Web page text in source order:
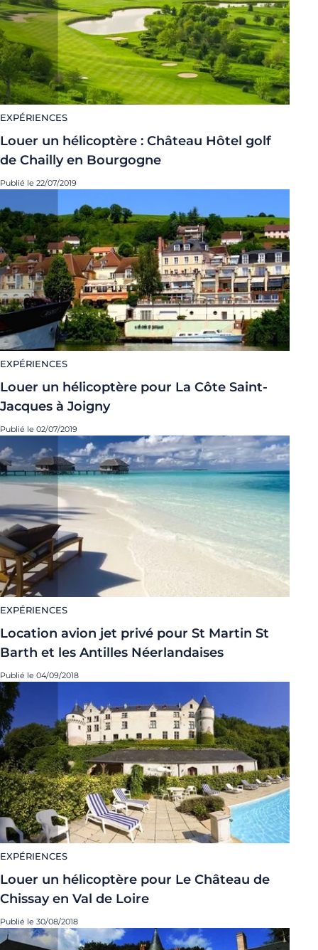
EXPÉRIENCES
Louer un hélicoptère : Château Hôtel golf
de Chailly en Bourgogne
Publié le 22/07/2019
EXPÉRIENCES
Louer un hélicoptère pour La Côte Saint-
Jacques à Joigny
Publié le 02/07/2019
EXPÉRIENCES
Location avion jet privé pour St Martin St
Barth et les Antilles Néerlandaises
Publié le 04/09/2018
EXPÉRIENCES
Louer un hélicoptère pour Le Château de
Chissay en Val de Loire
Publié le 30/08/2018